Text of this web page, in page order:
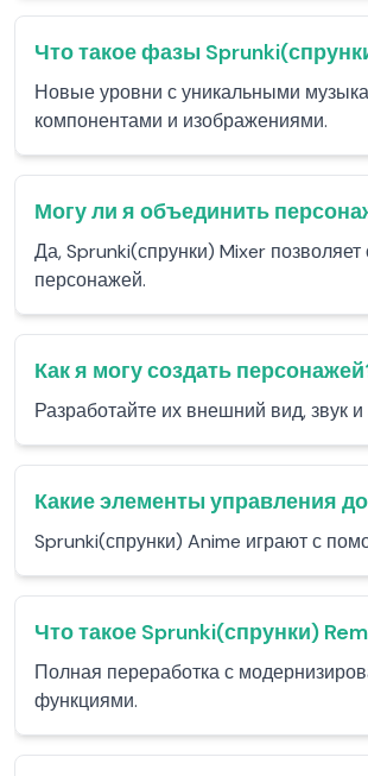
Что такое фазы
Новые уровни с уникальными
компонентами и изображениями.
Могу ли я объединить
Да, Sprunki(спрунки) Mixer
персонажей.
Как я могу создать
Разработайте их внешний вид, звук
Какие элементы управления
Sprunki(спрунки) Anime играют с
Что такое Sprunki(спрунки)
Полная переработка с
функциями.